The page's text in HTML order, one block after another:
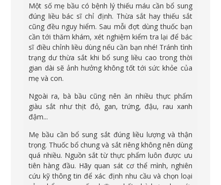
Một số mẹ bầu có bệnh lý thiếu máu cần bổ sung
đúng liều bác sĩ chỉ định. Thừa sắt hay thiếu sắt
cũng đều nguy hiểm. Sau mỗi đợt dùng thuốc bạn
cần tới thăm khám, xét nghiệm kiểm tra lại để bác
sĩ điều chỉnh liều dùng nếu cần bạn nhé! Tránh tình
trạng dư thừa sắt khi bổ sung liều cao trong thời
gian dài sẽ ảnh hưởng không tốt tới sức khỏe của
mẹ và con.
Ngoài ra, bà bầu cũng nên ăn nhiều thực phẩm
giàu sắt như thịt đỏ, gan, trứng, đậu, rau xanh
đậm...
Mẹ bầu cần bổ sung sắt đúng liều lượng và thận
trọng. Thuốc bổ chung và sắt riêng không nên dùng
quá nhiều. Nguồn sắt từ thực phẩm luôn được ưu
tiên hàng đầu. Hãy quan sát cơ thể mình, nghiên
cứu kỹ thông tin để xác định nhu cầu và chọn loại